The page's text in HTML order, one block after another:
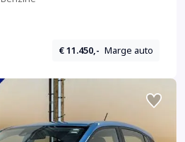
€ 11.450,- Marge auto